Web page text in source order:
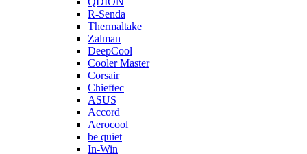
R-Senda
Thermaltake
Zalman
DeepCool
Cooler Master
Corsair
Chieftec
ASUS
Accord
Aerocool
be quiet
In-Win